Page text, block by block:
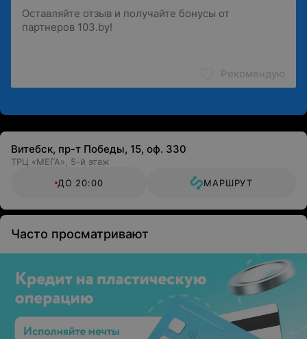
Рекомендую
Витебск, пр-т Победы, 15, оф. 330
ТРЦ «МЕГА», 5-й этаж
ДО 20:00
МАРШРУТ
Часто просматривают